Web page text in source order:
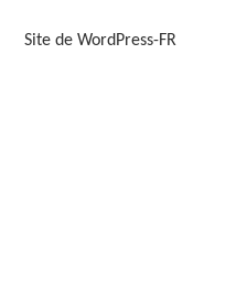
Site de WordPress-FR